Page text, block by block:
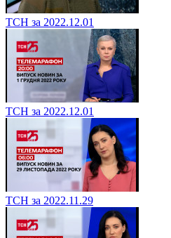
ТСН за 2022.12.01
ТСН за 2022.12.01
ТСН за 2022.11.29